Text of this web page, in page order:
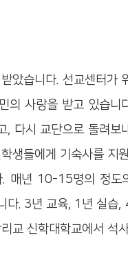
았습니다. 선교센터가
의 사랑을 받고 있습니
, 다시 교단으로 돌려
생들에게 기숙사를 지
. 매년 10-15명의 정도
. 3년 교육, 1년 실습,
교 신학대학교에서 석